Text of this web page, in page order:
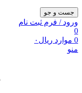
جست و جو
ورود / فرم ثبت نام
0
0 موارد ریال ۰
منو